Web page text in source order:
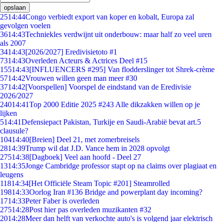
opslaan
2514:44Congo verbiedt export van koper en kobalt, Europa zal
gevolgen voelen
3614:43Techniekles verdwijnt uit onderbouw: maar half zo veel uren
als 2007
3414:43[2026/2027] Eredivisietoto #1
7314:43Overleden Acteurs & Actrices Deel #15
15514:43[INFLUENCERS #295] Van flodderslinger tot Shrek-crème
5714:42Vrouwen willen geen man meer #30
3714:42[Voorspellen] Voorspel de eindstand van de Eredivisie
2026/2027
24014:41Top 2000 Editie 2025 #243 Alle dikzakken willen op je
lijken
514:41Defensiepact Pakistan, Turkije en Saudi-Arabië bevat art.5
clausule?
10414:40[Breien] Deel 21, met zomerbreisels
2814:39Trump wil dat J.D. Vance hem in 2028 opvolgt
27514:38[Dagboek] Veel aan hoofd - Deel 27
1314:35Jonge Cambridge professor stapt op na claims over plagiaat en
leugens
11814:34[Het Officiële Steam Topic #201] Steamrolled
19814:33Oorlog Iran #136 Bridge and powerplant day incoming?
1714:33Peter Faber is overleden
27514:28Post hier pas overleden muzikanten #32
2014:28Meer dan helft van verkochte auto's is volgend jaar elektrisch